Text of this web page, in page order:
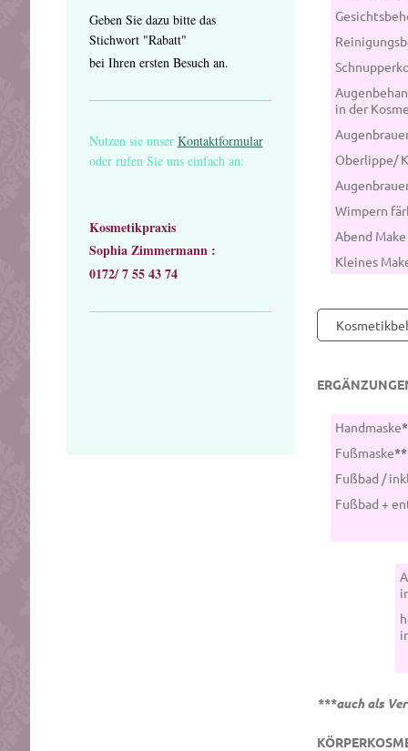
in der
Oberlippe/
Wimpern
Abend
Kleines
Handmaske
Fußmaske
Fußbad /
Fußbad +
***auch als
Geben Sie dazu bitte das
Stichwort "Rabatt"
bei Ihren ersten Besuch an.
Nutzen sie unser Kontaktformular
oder rufen Sie uns einfach an:
Kosmetikpraxis
Sophia Zimmermann :
0172/ 7 55 43 74